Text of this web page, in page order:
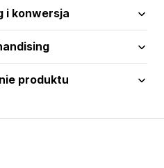
i konwersja
produktu